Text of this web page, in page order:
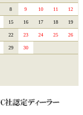
8 9 10 11 12
15 16 17 18 19
22 23 24 25 26
29 30